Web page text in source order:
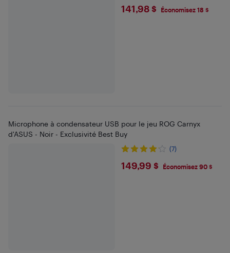
$141.98
141,98 $ Économisez 18 $
Microphone à condensateur USB pour le jeu ROG Carnyx
d'ASUS - Noir - Exclusivité Best Buy
(7)
$149.99
149,99 $ Économisez 90 $